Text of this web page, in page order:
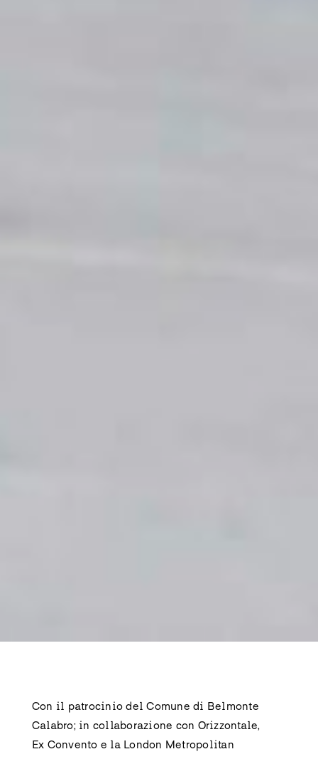
Con il patrocinio del Comune di Belmonte
Calabro; in collaborazione con Orizzontale,
Ex Convento e la London Metropolitan